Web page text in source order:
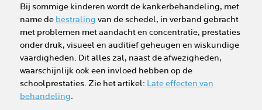
Bij sommige kinderen wordt de kankerbehandeling, met
name de bestraling van de schedel, in verband gebracht
met problemen met aandacht en concentratie, prestaties
onder druk, visueel en auditief geheugen en wiskundige
vaardigheden. Dit alles zal, naast de afwezigheden,
waarschijnlijk ook een invloed hebben op de
schoolprestaties. Zie het artikel: Late effecten van
behandeling.